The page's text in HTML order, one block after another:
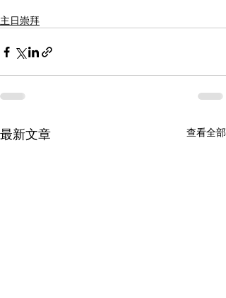
主日崇拜
最新文章 查看全部